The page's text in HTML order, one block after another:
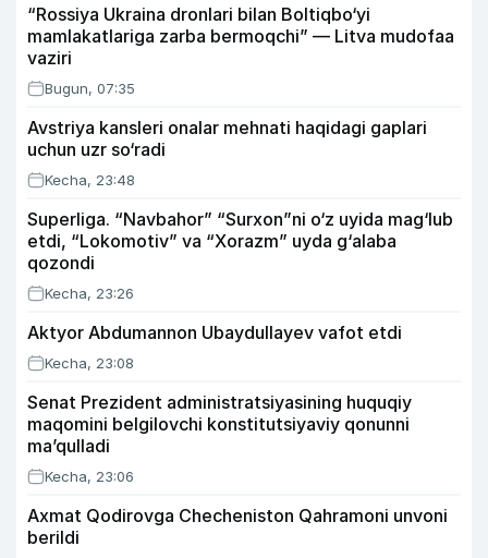
“Rossiya Ukraina dronlari bilan Boltiqbo‘yi
mamlakatlariga zarba bermoqchi” — Litva mudofaa
vaziri
Bugun, 07:35
Avstriya kansleri onalar mehnati haqidagi gaplari
uchun uzr so‘radi
Kecha, 23:48
Superliga. “Navbahor” “Surxon”ni o‘z uyida mag‘lub
etdi, “Lokomotiv” va “Xorazm” uyda g‘alaba
qozondi
Kecha, 23:26
Aktyor Abdu­mannon Ubaydullayev vafot etdi
Kecha, 23:08
Senat Prezident administratsiyasining huquqiy
maqomini belgilovchi konstitutsiyaviy qonunni
ma’qulladi
Kecha, 23:06
Axmat Qodirovga Checheniston Qahramoni unvoni
berildi